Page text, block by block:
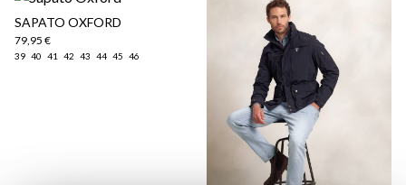
​SAPATO OXFORD
79,95 €
39 40 41 42 43 44 45 46